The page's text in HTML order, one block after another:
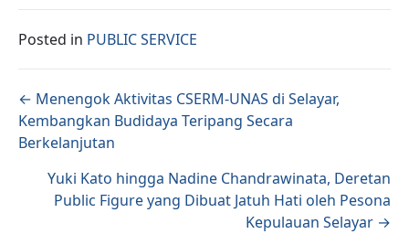
Posted in PUBLIC SERVICE
Posts navigation
← Menengok Aktivitas CSERM-UNAS di Selayar,
Kembangkan Budidaya Teripang Secara
Berkelanjutan
Yuki Kato hingga Nadine Chandrawinata, Deretan
Public Figure yang Dibuat Jatuh Hati oleh Pesona
Kepulauan Selayar →